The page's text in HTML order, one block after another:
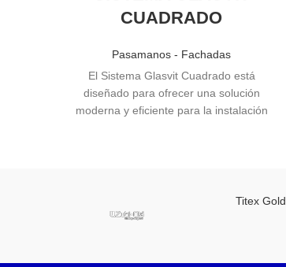
CUADRADO
Pasamanos - Fachadas
El Sistema Glasvit Cuadrado está
diseñado para ofrecer una solución
moderna y eficiente para la instalación
paneles de vidrio, ideal para entornos
residenciales y comerciales.
Titex Gold